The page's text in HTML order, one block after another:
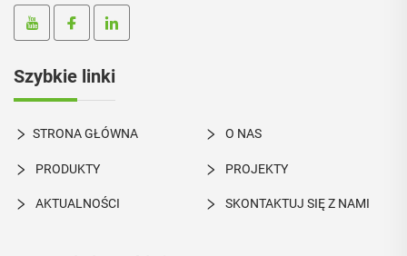
Szybkie linki
STRONA GŁÓWNA O NAS
PRODUKTY PROJEKTY
AKTUALNOŚCI SKONTAKTUJ SIĘ Z NAMI